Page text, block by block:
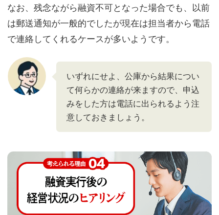
なお、残念ながら融資不可となった場合でも、以前
は郵送通知が一般的でしたが現在は担当者から電話
で連絡してくれるケースが多いようです。
いずれにせよ、公庫から結果につい
て何らかの連絡が来ますので、申込
みをした方は電話に出られるよう注
意しておきましょう。